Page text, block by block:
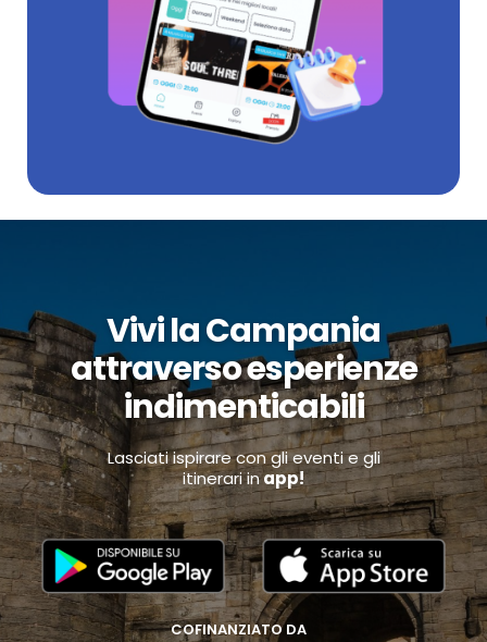
Vivi la Campania
attraverso esperienze
indimenticabili
Lasciati ispirare con gli eventi e gli
itinerari inapp!
COFINANZIATO DA